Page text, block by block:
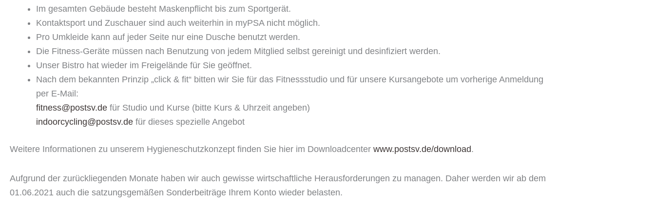
Im gesamten Gebäude besteht Maskenpflicht bis zum Sportgerät.
Kontaktsport und Zuschauer sind auch weiterhin in myPSA nicht möglich.
Pro Umkleide kann auf jeder Seite nur eine Dusche benutzt werden.
Die Fitness-Geräte müssen nach Benutzung von jedem Mitglied selbst gereinigt und desinfiziert werden.
Unser Bistro hat wieder im Freigelände für Sie geöffnet.
Nach dem bekannten Prinzip „click & fit“ bitten wir Sie für das Fitnessstudio und für unsere Kursangebote um vorherige Anmeldung
per E-Mail:
fitness@postsv.de für Studio und Kurse (bitte Kurs & Uhrzeit angeben)
indoorcycling@postsv.de für dieses spezielle Angebot
Weitere Informationen zu unserem Hygieneschutzkonzept finden Sie hier im Downloadcenter www.postsv.de/download.
Aufgrund der zurückliegenden Monate haben wir auch gewisse wirtschaftliche Herausforderungen zu managen. Daher werden wir ab dem
01.06.2021 auch die satzungsgemäßen Sonderbeiträge Ihrem Konto wieder belasten.